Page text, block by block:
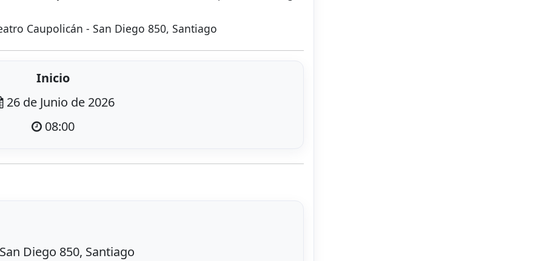
Caupolicán - San Diego 850, Santiago
Inicio
26 de Junio de 2026
08:00
Diego 850, Santiago